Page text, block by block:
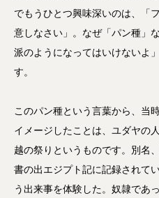
でもうひとつ興味深いのは、「
意しなさい」。なぜ「パン種」
派のようになってはいけないよ
す。
このパン種という言葉から、当
イメージしたことは、ユダヤの
越の祭りというものです。別名
書の出エジプト記に記録されて
う出来事を体験した。奴隷であ